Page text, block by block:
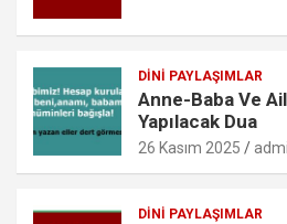
DINI PAYLAŞIMLAR
Anne-Baba Ve
Yapılacak Dua
26 Kasım 2025
DINI PAYLAŞIMLAR